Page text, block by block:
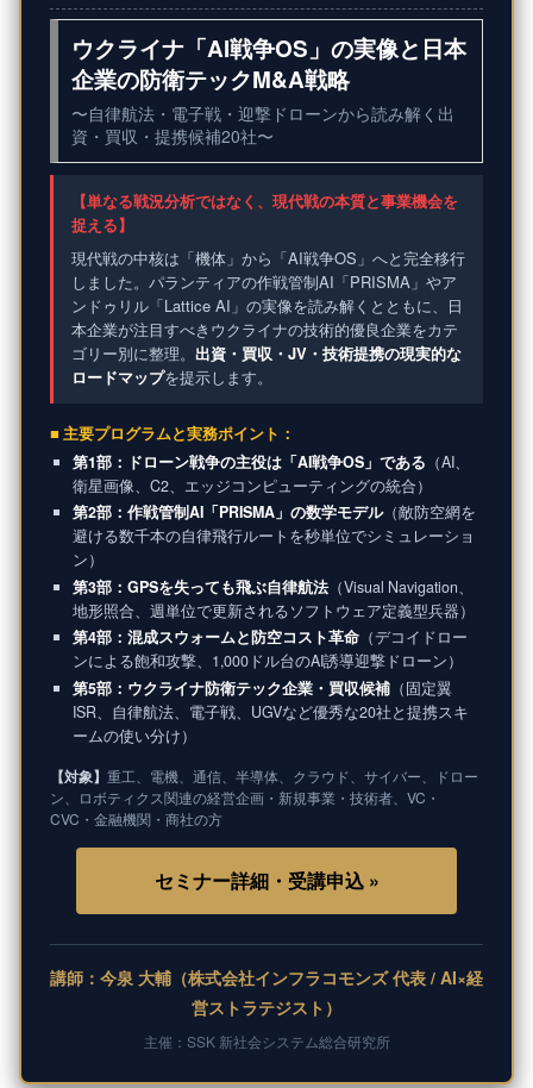
ウクライナ「AI戦争OS」の実像と日本
企業の防衛テックM&A戦略
〜自律航法・電子戦・迎撃ドローンから読み解く出
資・買収・提携候補20社〜
【単なる戦況分析ではなく、現代戦の本質と事業機会を
捉える】
現代戦の中核は「機体」から「AI戦争OS」へと完全移行
しました。パランティアの作戦管制AI「PRISMA」やア
ンドゥリル「Lattice AI」の実像を読み解くとともに、日
本企業が注目すべきウクライナの技術的優良企業をカテ
ゴリー別に整理。 出資・買収・JV・技術提携の現実的な
ロードマップを提示します。
■ 主要プログラムと実務ポイント：
第1部：ドローン戦争の主役は「AI戦争OS」である （AI、
衛星画像、C2、エッジコンピューティングの統合）
第2部：作戦管制AI「PRISMA」の数学モデル（敵防空網を
避ける数千本の自律飛行ルートを秒単位でシミュレーショ
ン）
第3部：GPSを失っても飛ぶ自律航法（Visual Navigation、
地形照合、週単位で更新されるソフトウェア定義型兵器）
第4部：混成スウォームと防空コスト革命（デコイドロー
ンによる飽和攻撃、1,000ドル台のAI誘導迎撃ドローン）
第5部：ウクライナ防衛テック企業・買収候補（固定翼
ISR、自律航法、電子戦、UGVなど優秀な20社と提携スキ
ームの使い分け）
【対象】 重工、電機、通信、半導体、クラウド、サイバー、ドロー
ン、ロボティクス関連の経営企画・新規事業・技術者、VC・
CVC・金融機関・商社の方
セミナー詳細・受講申込 »
講師：今泉 大輔（株式会社インフラコモンズ 代表 / AI×経
営ストラテジスト）
主催：SSK 新社会システム総合研究所